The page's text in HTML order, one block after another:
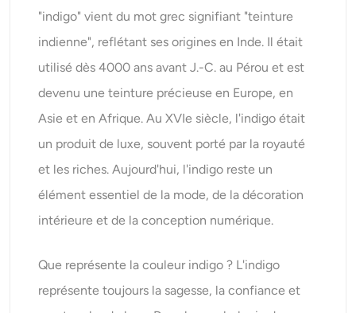
"indigo" vient du mot grec signifiant "teinture
indienne", reflétant ses origines en Inde. Il était
utilisé dès 4000 ans avant J.-C. au Pérou et est
devenu une teinture précieuse en Europe, en
Asie et en Afrique. Au XVIe siècle, l'indigo était
un produit de luxe, souvent porté par la royauté
et les riches. Aujourd'hui, l'indigo reste un
élément essentiel de la mode, de la décoration
intérieure et de la conception numérique.
Que représente la couleur indigo ? L'indigo
représente toujours la sagesse, la confiance et